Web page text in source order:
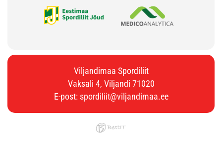
Viljandimaa Spordiliit
Vaksali 4, Viljandi 71020
E-post: spordiliit@viljandimaa.ee